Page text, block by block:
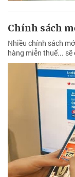
Chính sách
Nhiều chính sách
hàng miễn thuế...